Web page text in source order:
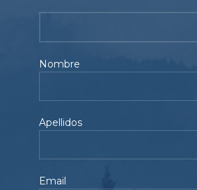
Nombre
Apellidos
Email